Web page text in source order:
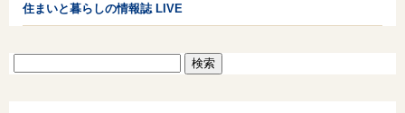
住まいと暮らしの情報誌 LIVE